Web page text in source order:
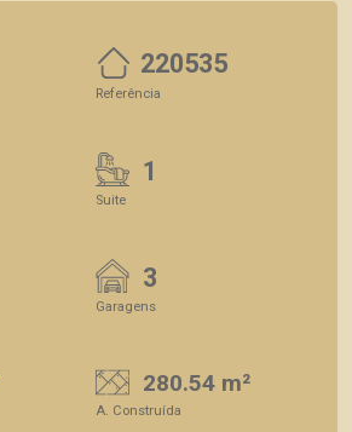
220535
Referência
1
Suite
3
Garagens
280.54 m²
A. Construída